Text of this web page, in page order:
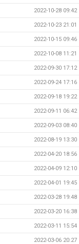
2022-10-28 09:42
2022-10-23 21:01
2022-10-15 09:46
2022-10-08 11:21
2022-09-30 17:12
2022-09-24 17:16
2022-09-18 19:22
2022-09-11 06:42
2022-09-03 08:40
2022-08-19 13:30
2022-04-20 18:56
2022-04-09 12:10
2022-04-01 19:45
2022-03-28 19:48
2022-03-20 16:38
2022-03-11 15:54
2022-03-06 20:27